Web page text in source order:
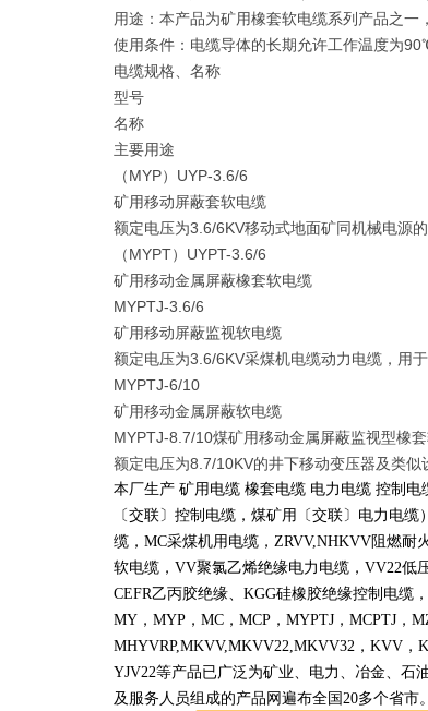
用途：本产品为矿用橡套软电缆系列产品之
使用条件：电缆导体的长期允许工作温度为
电缆规格、名称
型号
名称
主要用途
（MYP）UYP-3.6/6
矿用移动屏蔽套软电缆
额定电压为3.6/6KV移动式地面矿同机械电源
（MYPT）UYPT-3.6/6
矿用移动金属屏蔽橡套软电缆
MYPTJ-3.6/6
矿用移动屏蔽监视软电缆
额定电压为3.6/6KV采煤机电缆动力电缆，用
MYPTJ-6/10
矿用移动金属屏蔽软电缆
MYPTJ-8.7/10煤矿用移动金属屏蔽监视型橡
额定电压为8.7/10KV的井下移动变压器及类似
本厂生产 矿用电缆 橡套电缆 电力电缆 控制
〔交联〕控制电缆，煤矿用〔交联〕电力电缆
缆， MC采煤机用电缆， ZRVV,NHKVV阻燃耐
软电缆， VV聚氯乙烯绝缘电力电缆， VV22低
CEFR乙丙胶绝缘、 KGG硅橡胶绝缘控制电缆，
MY ， MYP ， MC ， MCP ， MYPTJ ， MCPTJ ，
MHYVRP,MKVV,MKVV22,MKVV32 ， KVV ，
YJV22等产品已广泛为矿业、电力、冶金、石
及服务人员组成的产品网遍布全国 20多个省市